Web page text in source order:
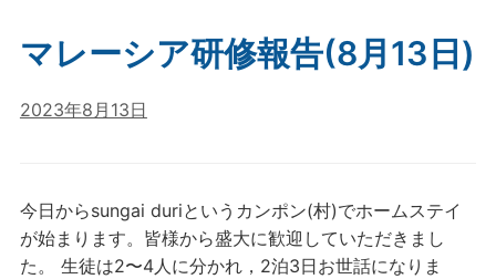
マレーシア研修報告(8月13日)
2023年8月13日
今日からsungai duriというカンポン(村)でホームステイ
が始まります。皆様から盛大に歓迎していただきまし
た。 生徒は2〜4人に分かれ，2泊3日お世話になりま